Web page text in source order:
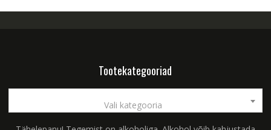
Tootekategooriad
Vali kategooria